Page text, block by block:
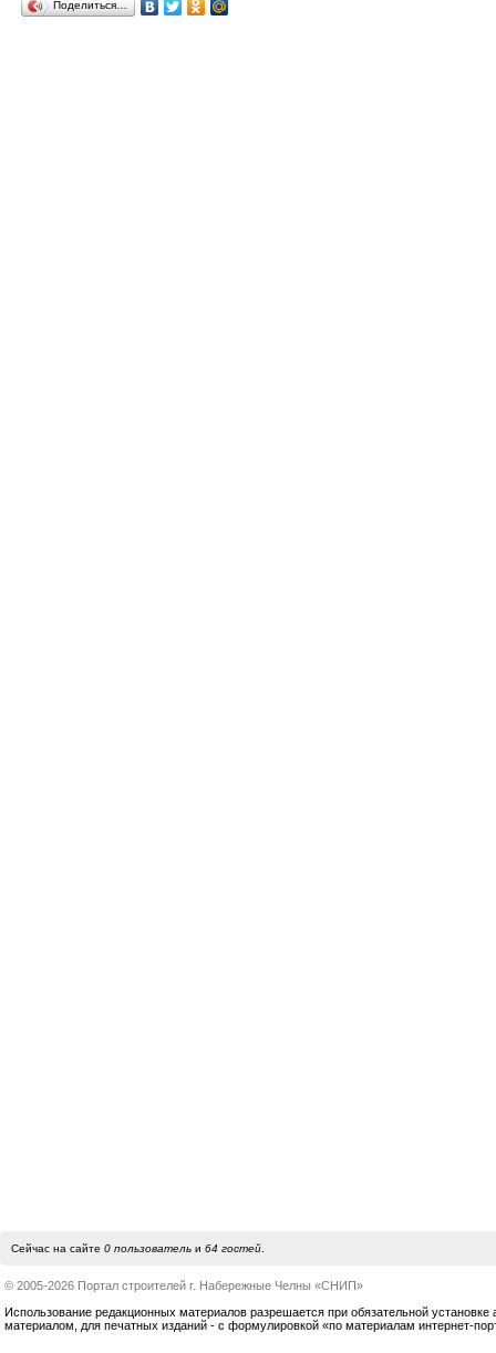
Поделиться…
Сейчас на сайте 0 пользовательи 64 гостей.
© 2005-2026 Портал строителей г. Набережные Челны «СНИП»
Использование редакционных материалов разрешается при обязательной установке
материалом, для печатных изданий - с формулировкой «по материалам интернет-